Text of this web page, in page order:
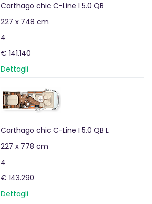
Carthago chic C-Line I 5.0 QB
227 x 748 cm
4
€ 141.140
Dettagli
Carthago chic C-Line I 5.0 QB L
227 x 778 cm
4
€ 143.290
Dettagli